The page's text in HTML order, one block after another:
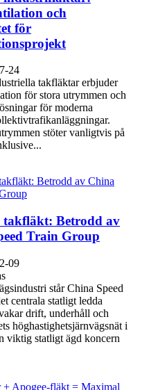
och
för
24
takfläktar erbjuder
för stora utrymmen och
för moderna
stöter vanligtvis på
takfläkt: Betrodd av
​​Train Group
09
står China Speed
centrala statligt ledda
drift, underhåll och
höghastighetsjärnvägsnät i
viktig statligt ägd koncern